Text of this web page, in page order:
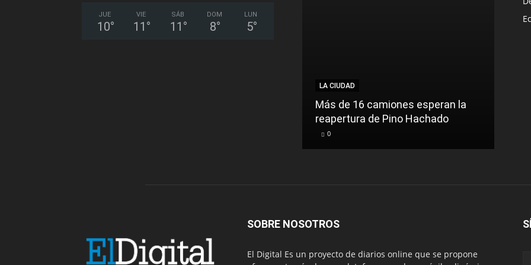
JUE
10°
VIE
11 °
SÁB
11 °
DOM
8°
LUN
5°
LA CIUDAD
Más de 16 camiones esperan la
reapertura de Pino Hachado
0
SOBRE NOSOTROS
El Digital Es un proyecto de diarios online que se propone